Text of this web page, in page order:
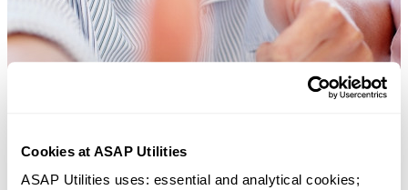
Cookies at ASAP Utilities
ASAP Utilities uses: essential and analytical cookies;